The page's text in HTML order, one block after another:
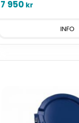
7 950 kr
INFO